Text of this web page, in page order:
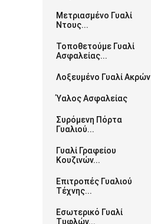
Μετριασμένο Γυαλί
Ντους...
Τοποθετούμε Γυαλί
Ασφαλείας...
Λοξευμένο Γυαλί Ακρών
Ύαλος Ασφαλείας
Συρόμενη Πόρτα
Γυαλιού...
Γυαλί Γραφείου
Κουζινών...
Επιτροπές Γυαλιού
Τέχνης...
Εσωτερικό Γυαλί
Τυφλών...